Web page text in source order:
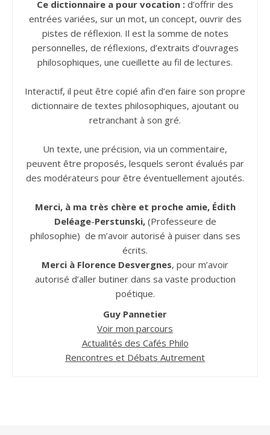
Ce dictionnaire a pour vocation : d’offrir des
entrées variées, sur un mot, un concept, ouvrir des
pistes de réflexion. Il est la somme de notes
personnelles, de réflexions, d’extraits d’ouvrages
philosophiques, une cueillette au fil de lectures.
Interactif, il peut être copié afin d’en faire son propre
dictionnaire de textes philosophiques, ajoutant ou
retranchant à son gré.
Un texte, une précision, via un commentaire,
peuvent être proposés, lesquels seront évalués par
des modérateurs pour être éventuellement ajoutés.
Merci, à ma très chère et proche amie, Édith
Deléage-Perstunski,(Professeure de
philosophie) de m’avoir autorisé à puiser dans ses
écrits.
Merci à Florence Desvergnes, pour m’avoir
autorisé d’aller butiner dans sa vaste production
poétique.
Guy Pannetier
Voir mon parcours
Actualités des Cafés Philo
Rencontres et Débats Autrement